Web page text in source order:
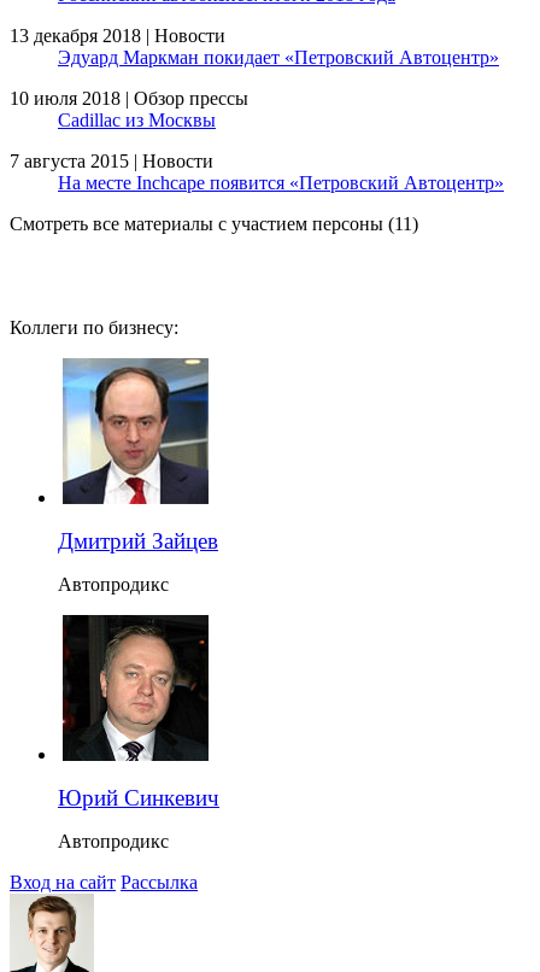
13 декабря 2018 | Новости
Эдуард Маркман покидает «Петровский Автоцентр»
10 июля 2018 | Обзор прессы
Cadillac из Москвы
7 августа 2015 | Новости
На месте Inchcape появится «Петровский Автоцентр»
Смотреть все материалы с участием персоны (11)
Коллеги по бизнесу:
Дмитрий Зайцев
Автопродикс
Юрий Синкевич
Автопродикс
Вход на сайт Рассылка